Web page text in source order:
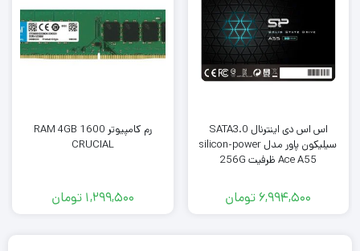
اس اس دی اینترنال SATA3.0
سیلیکون پاور مدل silicon-power
Ace A55 ظرفیت 256G
6,994,500 تومان
رم کامپیوتر RAM 4GB 1600
CRUCIAL
1,299,500 تومان